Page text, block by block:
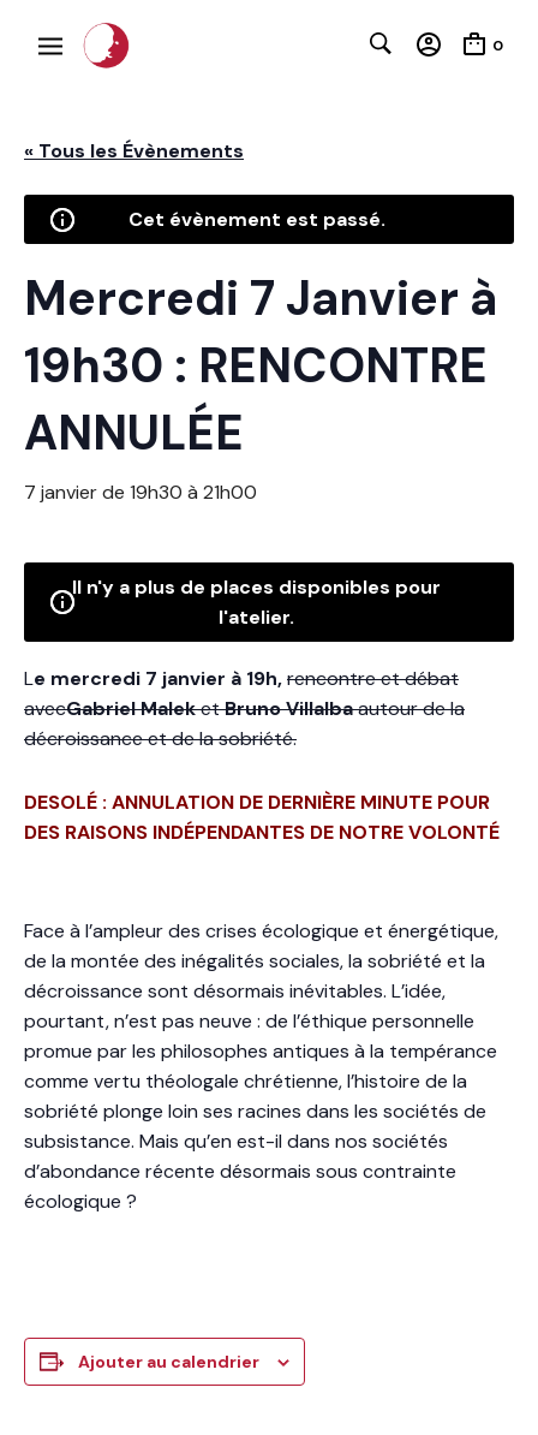
0
« Tous les Évènements
Cet évènement est passé.
Mercredi 7 Janvier à
19h30 : RENCONTRE
ANNULÉE
7 janvier de 19h30 à 21h00
Il n'y a plus de places disponibles pour
l'atelier.
Le mercredi 7 janvier à 19h,rencontre et débat
avecGabriel MaleketBruno Villalbaautour de la
décroissance et de la sobriété.
DESOLÉ : ANNULATION DE DERNIÈRE MINUTE POUR
DES RAISONS INDÉPENDANTES DE NOTRE VOLONTÉ
Face à l’ampleur des crises écologique et énergétique,
de la montée des inégalités sociales, la sobriété et la
décroissance sont désormais inévitables. L’idée,
pourtant, n’est pas neuve : de l’éthique personnelle
promue par les philosophes antiques à la tempérance
comme vertu théologale chrétienne, l’histoire de la
sobriété plonge loin ses racines dans les sociétés de
subsistance. Mais qu’en est-il dans nos sociétés
d’abondance récente désormais sous contrainte
écologique ?
Ajouter au calendrier